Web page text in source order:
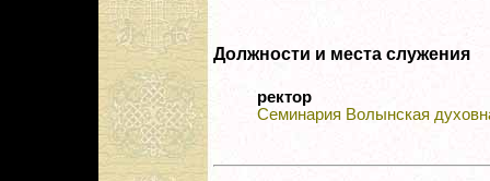
Должности и места служения
ректор
Семинария Волынская